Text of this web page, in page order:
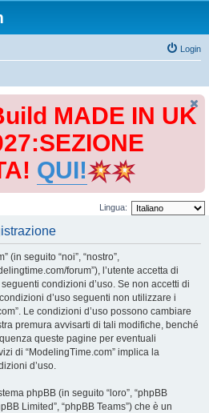
Login
MADE IN UK
QUI!
Lingua:
(in seguito “noi”, “nostro”,
forum”), l’utente accetta di
condizioni d’uso. Se non accetti di
d’uso seguenti non utilizzare i
Le condizioni d’uso possono cambiare
premura avvisarti di tali modifiche, benché
queste pagine per eventuali
di “ModelingTime.com” implica la
d’uso.
phpBB (in seguito “loro”, “phpBB
Limited”, “phpBB Teams”) che è un